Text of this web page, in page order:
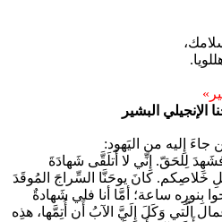
البشير
إِليه من اليَهود:
لِلحَقّ. إِنِّي لا أَتلَقَّى شَهادَةَ
خَلاصِكم. كانَ يوحَنَّا السِّراجَ المُوقَدَ
بِنورِه ساعة؛ أمَّا أنا فلي شَهادةٌ
الَّتي وَكَلَ إِلَيَّ الآبُ أَن أُتِمَّها، هذِه